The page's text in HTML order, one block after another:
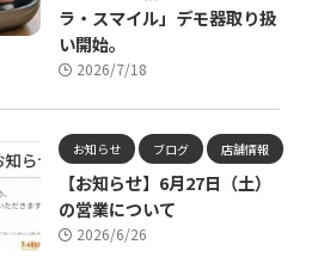
ラ・スマイル」デモ器取り扱
い開始。
2026/7/18
お知らせ ブログ 店舗情報
【お知らせ】6月27日（土）
の営業について
2026/6/26